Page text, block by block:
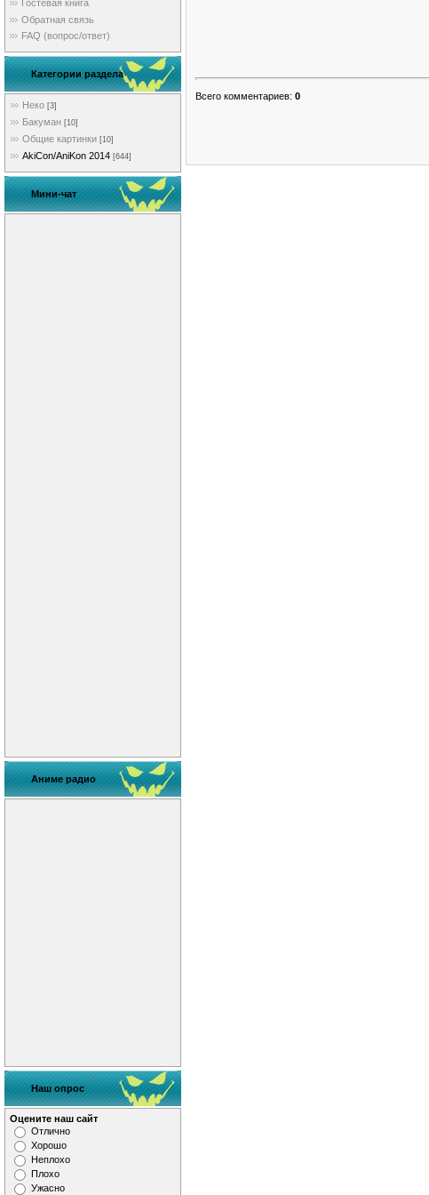
Гостевая книга
Обратная связь
FAQ (вопрос/ответ)
Категории раздела
Неко [3]
Бакуман [10]
Общие картинки [10]
AkiCon/AniKon 2014 [644]
Мини-чат
Аниме радио
Наш опрос
Оцените наш сайт
Отлично
Хорошо
Неплохо
Плохо
Ужасно
Всего комментариев: 0